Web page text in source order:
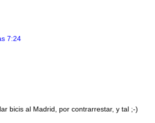
7:24
bicis al Madrid, por contrarrestar, y tal ;-)